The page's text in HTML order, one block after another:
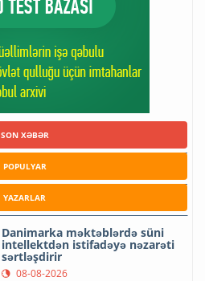
SON XƏBƏR
POPULYAR
YAZARLAR
Danimarka məktəblərdə süni
intellektdən istifadəyə nəzarəti
sərtləşdirir
08-08-2026